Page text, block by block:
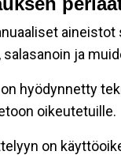
salasanoin ja
hyödynnetty
oikeutetuille.
on